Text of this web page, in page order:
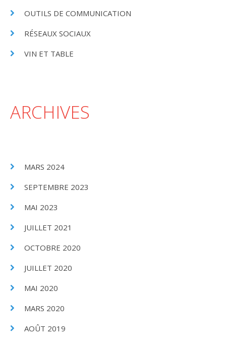
OUTILS DE COMMUNICATION
RÉSEAUX SOCIAUX
VIN ET TABLE
ARCHIVES
MARS 2024
SEPTEMBRE 2023
MAI 2023
JUILLET 2021
OCTOBRE 2020
JUILLET 2020
MAI 2020
MARS 2020
AOÛT 2019